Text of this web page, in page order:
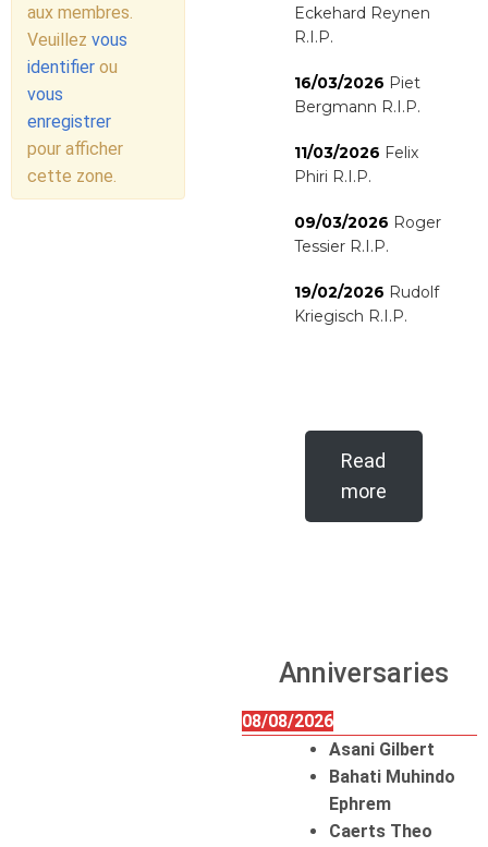
aux membres.
Veuillez vous
identifier ou
vous
enregistrer
pour afficher
cette zone.
Eckehard Reynen
R.I.P.
16/03/2026 Piet
Bergmann R.I.P.
11/03/2026 Felix
Phiri R.I.P.
09/03/2026 Roger
Tessier R.I.P.
19/02/2026 Rudolf
Kriegisch R.I.P.
Read
more
Anniversaries
08/08/2026
Asani Gilbert
Bahati Muhindo
Ephrem
Caerts Theo